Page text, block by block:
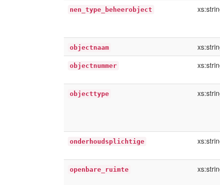
nen_type_beheerobject
objectnaam
objectnummer
objecttype
onderhoudsplichtige
openbare_ruimte